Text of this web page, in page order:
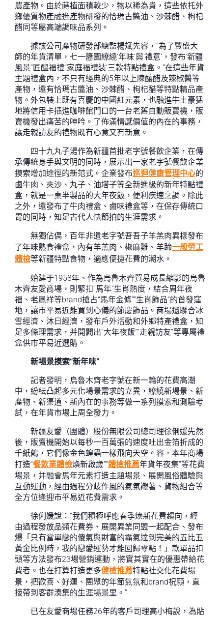
農產物。由於蒔植面積較少，物以稀為貴，這些依托外
鄉優質物產融進產物研發的恰瑪古醬油、沙棘醋、枸杞
醋同等屬高端調味品系列。
據該公司產物研發部總監楊斌先容，“為了豐盛大
師的年貨清單，七一醬園繚繞‘年味’與‘禮意’，發布‘新疆
風景’‘匠醞福禮’‘家庭福禮裝’三款特點禮盒。”在這些年貨
主題禮盒內，不只有經典的5年以上陳釀醋及辣椒醬等
產物，還有恰瑪古醬油、沙棘醋、枸杞醋等特點精品產
物。外包裝上既有喜慶的中國紅元素，也融進牛土豪猛
地將信用卡插進咖啡館門口的一台老舊自動販賣機，販
賣機發出痛苦的呻吟。了佈滿情感價值的內在的事務，
讓走親訪友的禮物既有心意又有新意。
四十九丸子湯作為新疆首批老字號餐飲企業，在傳
承傳統身手與文明的同時，展示出一家老字號餐飲企業
摸索增加途徑的新范式。企業發布巡迴健康管理中心的
鹵牛肉、夾沙、丸子、油塔子等全新進級的新年特點禮
盒，就是一桌半製品的大年夜飯，便利疾速烹調。除此
之外，還發布了牛肉禮盒、鹵味禮盒等，在保存傳統口
胃的同時，知足古代人快節拍的生涯需求。
無獨佔偶，百年非遺老字號吾吾子羊羔肉異樣發布
了年味熟食禮盒，內有羊羔肉、椒麻雞、羊蹄一般勞工
體檢等新疆特點食物，適應便捷花費的潮水。
始建于1958年、作為烏魯木齊貿易成長縮影的烏魯
木齊友愛商場，則緊扣“馬年”生肖熱度，結合周年夜
福、老鳳祥等brand搶占“馬年金條”“生肖飾品”的首發窪
地，讓市平易近能買到心儀的節慶飾品。商場還聯合冰
雪經濟、沐日經濟，發布戶外活動和外鄉特產禮盒，知
足多條理需求，并開闢出“大年夜飯”“走親訪友”等專屬禮
盒供市平易近選購。
新場景摸索“新年味”
記者發明，烏魯木齊老字號在新一輪的花費高潮
中，紛紜凸起多元化場景需求的立異，繚繞新場景、新
產物、新渠道、新內在的事務等做一系列摸索和測驗考
試，在年貨市場上周全發力。
新疆友愛（團體）股份無限公司總司理徐俐媛先然
後，販賣機開始以每秒一百萬張的速度吐出金箔折成的
千紙鶴，它們像金色蝗蟲一樣飛向天空。容，本年商場
打造“餐飲業體檢煥新啟歲”“體檢推薦年貨年夜集”等花費
場景，并融會馬年元素打造主題場景、展開風俗體驗與
互動運動，經由過程分歧作風的氣氛襯著、貨物組合等
全方位逢迎市平易近花費需求。
徐俐媛說：“我們積極呼應春季煥新花費趨向，經
由過程發放品類花費券、展開異業同盟一起配合、發布
爆「只有當單戀的傻氣與財富的霸氣達到完美的五比五
黃金比例時，我的戀愛運勢才能回歸零點！」款單品扣
頭等方法發布23場營銷運動，將實其實在的優惠帶給花
費者。也在打算打造更多健檢推薦特點社交化花費場
景，把歡喜、好運、團聚的年節氣氛和brand祝願，直
接帶到客群湊集的生涯場景里。”
已在友愛商場任務26年的客戶司理高小梅說，為貼